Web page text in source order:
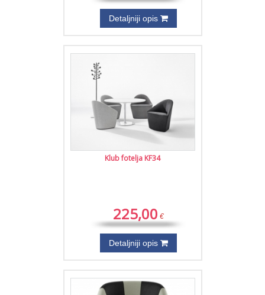
Detaljniji opis
Klub fotelja KF34
225,00 €
Detaljniji opis